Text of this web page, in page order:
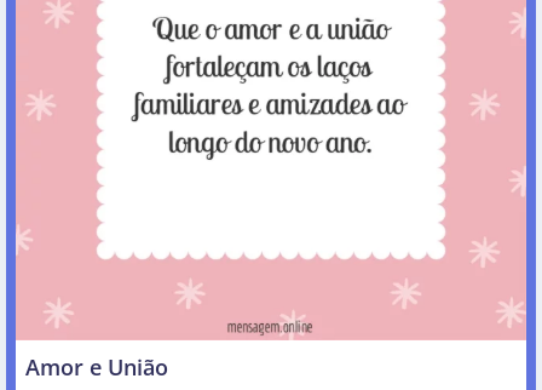
Amor e União